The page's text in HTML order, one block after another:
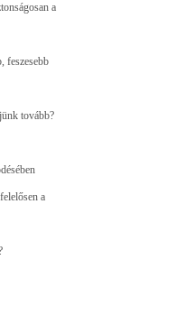
a
feszesebb
tovább?
a